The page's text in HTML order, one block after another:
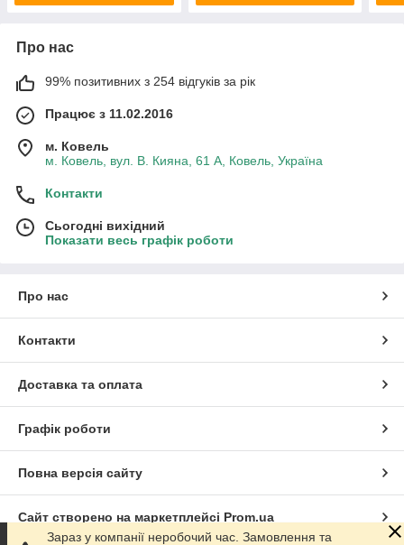
Про нас
99% позитивних з 254 відгуків за рік
Працює з 11.02.2016
м. Ковель
м. Ковель, вул. В. Кияна, 61 А, Ковель, Україна
Контакти
Сьогодні вихідний
Показати весь графік роботи
Про нас
Контакти
Доставка та оплата
Графік роботи
Повна версія сайту
Сайт створено на маркетплейсі Prom.ua
Зараз у компанії неробочий час. Замовлення та